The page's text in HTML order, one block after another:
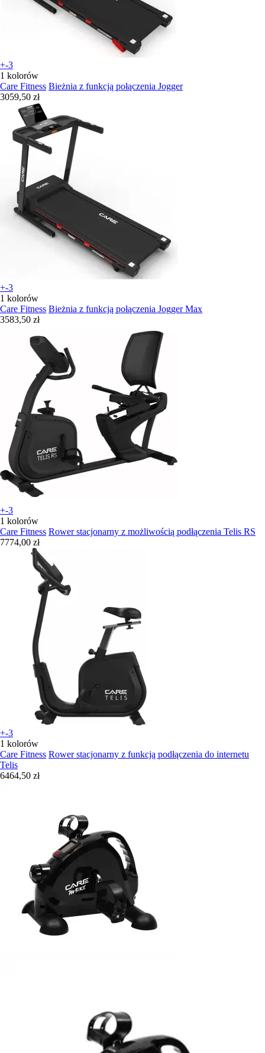
+-3
1 kolorów
Care Fitness Bieżnia z funkcją połączenia Jogger
3059,50 zł
+-3
1 kolorów
Care Fitness Bieżnia z funkcją połączenia Jogger Max
3583,50 zł
+-3
1 kolorów
Care Fitness Rower stacjonarny z możliwością podłączenia Telis RS
7774,00 zł
+-3
1 kolorów
Care Fitness Rower stacjonarny z funkcją podłączenia do internetu
Telis
6464,50 zł